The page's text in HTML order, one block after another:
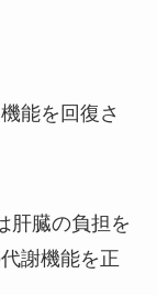
能を回復さ
肝臓の負担を
謝機能を正